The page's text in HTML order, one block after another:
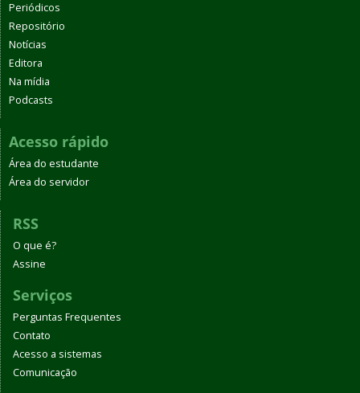
Periódicos
Repositório
Notícias
Editora
Na mídia
Podcasts
Acesso rápido
Área do estudante
Área do servidor
RSS
O que é?
Assine
Serviços
Perguntas Frequentes
Contato
Acesso a sistemas
Comunicação